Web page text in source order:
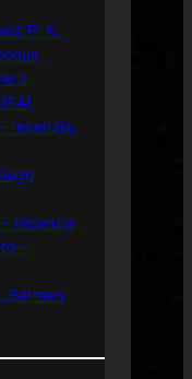
P. K.
z
recenzja,
recenzja
–